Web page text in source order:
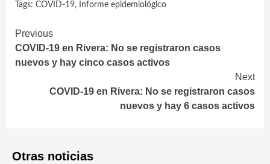
Tags: COVID-19, Informe epidemiológico
Continue
Reading
Previous
COVID-19 en Rivera: No se registraron casos
nuevos y hay cinco casos activos
Next
COVID-19 en Rivera: No se registraron casos
nuevos y hay 6 casos activos
Otras noticias